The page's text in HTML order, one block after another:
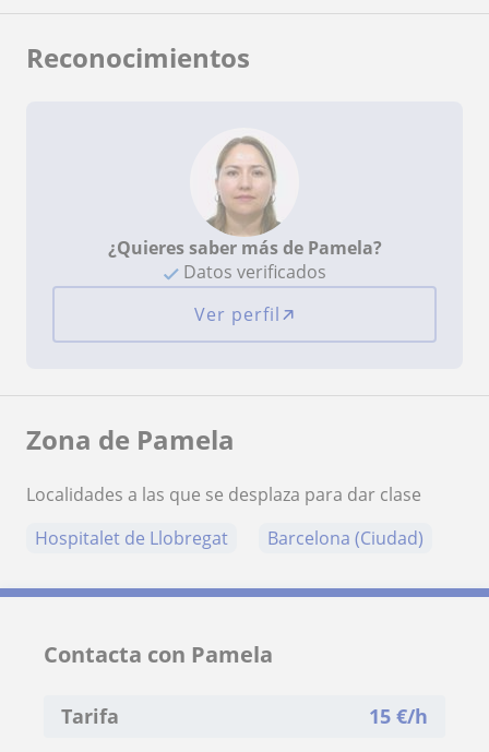
Reconocimientos
¿Quieres saber más de Pamela?
Datos verificados
Ver perfil
Zona de Pamela
Localidades a las que se desplaza para dar clase
Hospitalet de Llobregat
Barcelona (Ciudad)
Contacta con Pamela
Tarifa 15 €/h